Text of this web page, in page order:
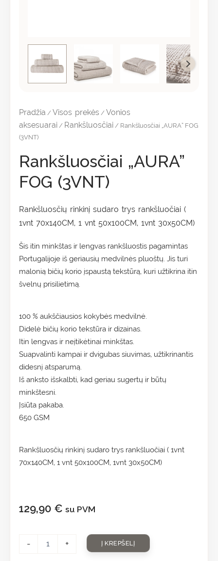
Pradžia /Visos prekės /Vonios
aksesuarai / Rankšluosčiai / Rankšluosčiai „AURA” FOG
(3VNT)
Rankšluosčiai „AURA”
FOG (3VNT)
Rankšluosčių rinkinį sudaro trys rankšluočiai (
1vnt 70x140CM, 1 vnt 50x100CM, 1vnt 30x50CM)
Šis itin minkštas ir lengvas rankšluostis pagamintas
Portugalijoje iš geriausių medvilnės pluoštų. Jis turi
malonią bičių korio įspaustą tekstūrą, kuri užtikrina itin
švelnų prisilietimą.
100 % aukščiausios kokybės medvilnė.
Didelė bičių korio tekstūra ir dizainas.
Itin lengvas ir neįtikėtinai minkštas.
Suapvalinti kampai ir dvigubas siuvimas, užtikrinantis
didesnį atsparumą.
Iš anksto išskalbti, kad geriau sugertų ir būtų
minkštesni.
Įsiūta pakaba.
650 GSM
Rankšluosčių rinkinį sudaro trys rankšluočiai ( 1vnt
70x140CM, 1 vnt 50x100CM, 1vnt 30x50CM)
129,90 € su PVM
- + Į KREPŠELĮ